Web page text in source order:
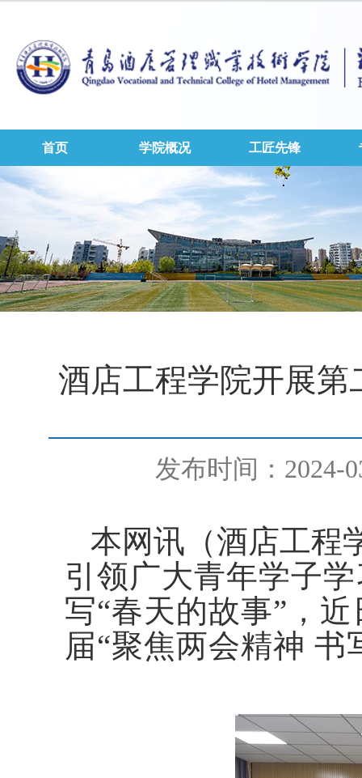
首页 学院概况 工匠先锋
酒店工程学院开展第
发布时间：2024-
本网讯 （酒店工程
引领广大青年学子
写“春天的故事”，
届“聚焦两会精神